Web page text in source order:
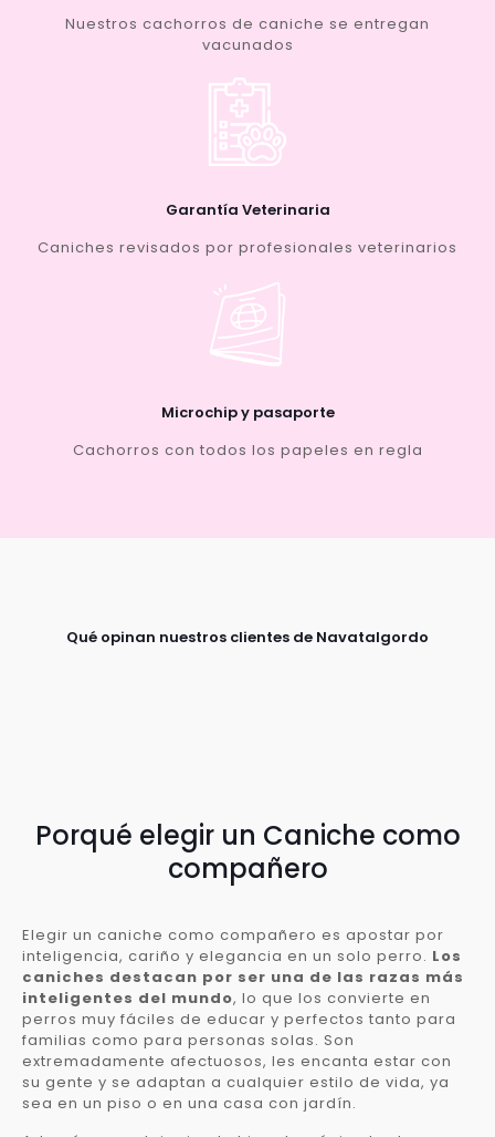
Nuestros cachorros de caniche se entregan
vacunados
Garantía Veterinaria
Caniches revisados por profesionales veterinarios
Microchip y pasaporte
Cachorros con todos los papeles en regla
Qué opinan nuestros clientes de Navatalgordo
Porqué elegir un Caniche como
compañero
Elegir un caniche como compañero es apostar por
inteligencia, cariño y elegancia en un solo perro. Los
caniches destacan por ser una de las razas más
inteligentes del mundo, lo que los convierte en
perros muy fáciles de educar y perfectos tanto para
familias como para personas solas. Son
extremadamente afectuosos, les encanta estar con
su gente y se adaptan a cualquier estilo de vida, ya
sea en un piso o en una casa con jardín.